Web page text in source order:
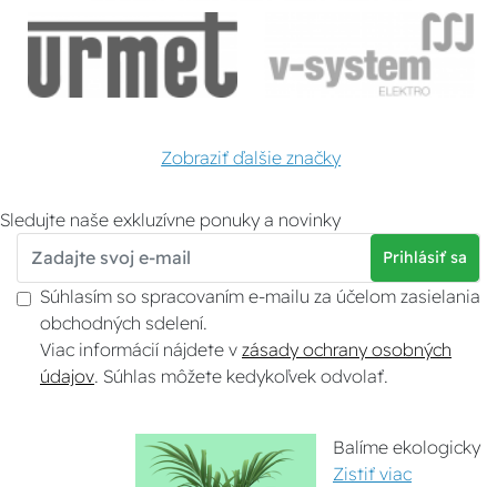
Zobraziť ďalšie značky
Sledujte naše exkluzívne ponuky a novinky
Prihlásiť sa
Súhlasím so spracovaním e-mailu za účelom zasielania
obchodných sdelení.
Viac informácií nájdete v zásady ochrany osobných
údajov . Súhlas môžete kedykoľvek odvolať.
Balíme ekologicky
Zistiť viac